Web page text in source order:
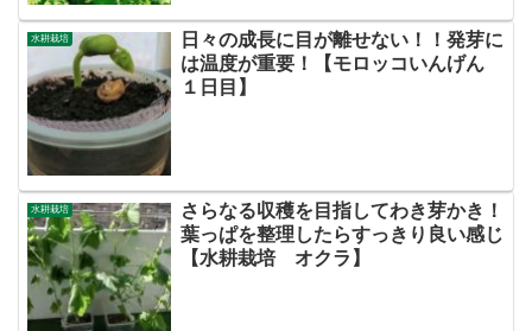
水耕栽培
日々の成長に目が離せない！！発芽に
は温度が重要！【モロッコいんげん
１日目】
水耕栽培
さらなる収穫を目指してわき芽かき！
葉っぱを整理したらすっきり良い感じ
【水耕栽培 オクラ】